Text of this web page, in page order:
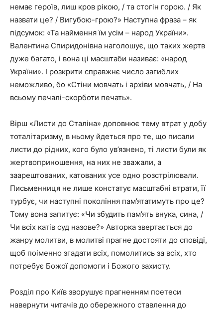
немає героїв, лиш кров рікою, / та стогін горою. / Як
назвати це? / Вигубою-грою?» Наступна фраза – як
підсумок: «Та наймення їм усім – народ України».
Валентина Спиридонівна наголошує, що таких жертв
дуже багато, і вона ці масштаби називає: «народ
України». І розкрити справжнє число загиблих
неможливо, бо «Стіни мовчать і архіви мовчать, / На
всьому печалі-скорботи печать».
Вірш «Листи до Сталіна» доповнює тему втрат у добу
тоталітаризму, в ньому йдеться про те, що писали
листи до рідних, кого було ув’язнено, ті листи були як
жертвоприношення, на них не зважали, а
заарештованих, катованих усе одно розстрілювали.
Письменниця не лише констатує масштабні втрати, її
турбує, чи наступні покоління пам’ятатимуть про це?
Тому вона запитує: «Чи збудить пам’ять внука, сина, /
Чи всіх катів суд назове?» Авторка звертається до
жанру молитви, в молитві прагне достояти до сповіді,
щоб поіменно згадати всіх, помолитись за всіх, хто
потребує Божої допомоги і Божого захисту.
Розділ про Київ зворушує прагненням поетеси
навернути читачів до обережного ставлення до